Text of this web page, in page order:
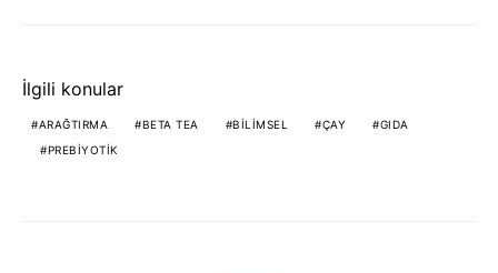
İlgili konular
ARAĞTIRMA BETA TEA BILIMSEL ÇAY
GIDA
PREBIYOTIK